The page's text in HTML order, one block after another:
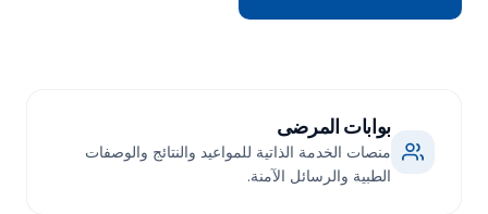
بوابات المرضى
منصات الخدمة الذاتية للمواعيد والنتائج والوصفات
الطبية والرسائل الآمنة.